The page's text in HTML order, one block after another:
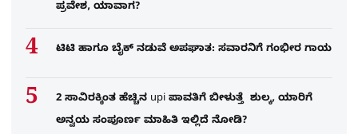
ಪ್ರವೇಶ, ಯಾವಾಗ?
ಟಿಟಿ ಹಾಗೂ ಬೈಕ್ ನಡುವೆ ಅಪಘಾತ: ಸವಾರನಿಗೆ ಗಂಭೀರ ಗಾಯ
2 ಸಾವಿರಕ್ಕಿಂತ ಹೆಚ್ಚಿನ upi ಪಾವತಿಗೆ ಬೀಳುತ್ತೆ ಶುಲ್ಕ, ಯಾರಿಗೆ
ಅನ್ವಯ ಸಂಪೂರ್ಣ ಮಾಹಿತಿ ಇಲ್ಲಿದೆ ನೋಡಿ?